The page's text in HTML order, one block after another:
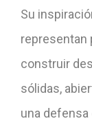
Su
representan
construir
sólidas,
una